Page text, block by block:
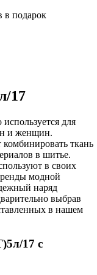
в подарок
17
для
и женщин.
ткань
в шитье.
в своих
модной
наряд
выбрав
в нашем
17 с